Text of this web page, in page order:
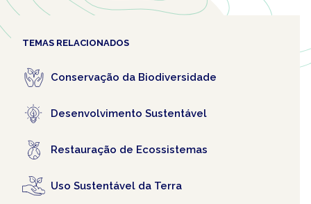
TEMAS RELACIONADOS
Conservação da Biodiversidade
Desenvolvimento Sustentável
Restauração de Ecossistemas
Uso Sustentável da Terra